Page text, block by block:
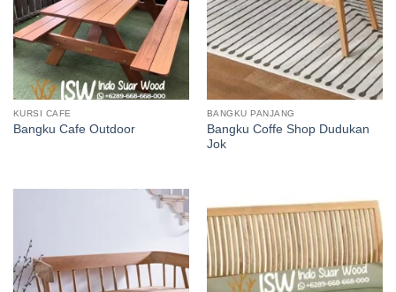
KURSI CAFE
Bangku Cafe Outdoor
BANGKU PANJANG
Bangku Coffe Shop Dudukan
Jok